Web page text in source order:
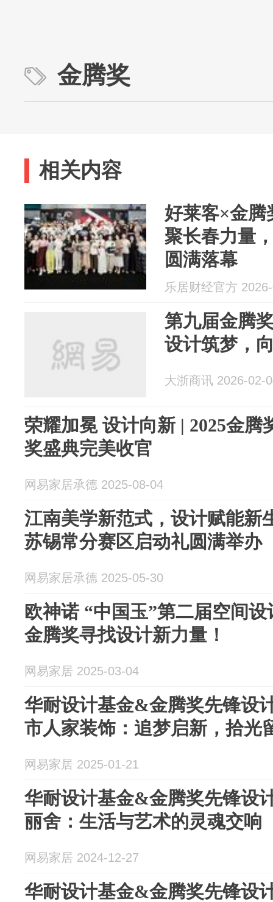
金腾奖
相关内容
好莱客×金腾
聚长春力量
圆满落幕
乐居财经官方
第九届金腾
设计筑梦，
大浙商讯 2026-02-
荣耀加冕 设计向新 | 2025金腾
奖盛典完美收官
网易家居承德 2025-08-04
江南美学新范式，设计赋能新
苏锡常分赛区启动礼圆满举办
网易家居承德 2025-05-30
欧神诺 “中国玉”第二届空间
金腾奖寻找设计新力量！
网易家居 2025-03-04
华耐设计基金&金腾奖先锋设
市人家装饰：追梦启新，拾光
网易家居 2025-01-21
华耐设计基金&金腾奖先锋设
丽舍：生活与艺术的灵魂交响
网易家居 2024-12-27
华耐设计基金&金腾奖先锋设